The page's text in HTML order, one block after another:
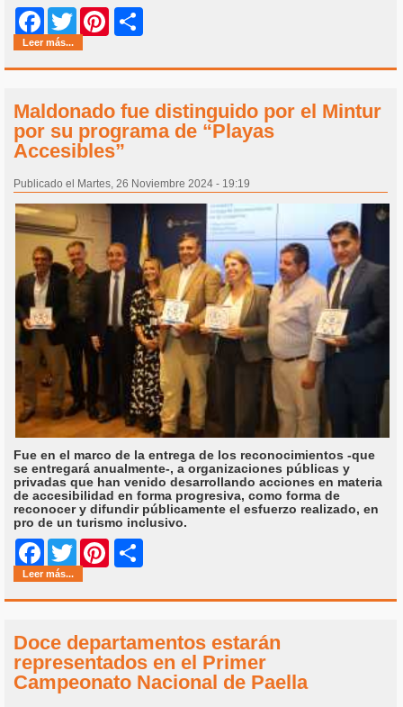
Facebook
Twitter Pinterest
Leer más...
Maldonado fue distinguido por el Mintur
por su programa de “Playas
Accesibles”
Publicado el Martes, 26 Noviembre 2024 - 19:19
Fue en el marco de la entrega de los reconocimientos -que
se entregará anualmente-, a organizaciones públicas y
privadas que han venido desarrollando acciones en materia
de accesibilidad en forma progresiva, como forma de
reconocer y difundir públicamente el esfuerzo realizado, en
pro de un turismo inclusivo.
Facebook
Twitter Pinterest
Leer más...
Doce departamentos estarán
representados en el Primer
Campeonato Nacional de Paella